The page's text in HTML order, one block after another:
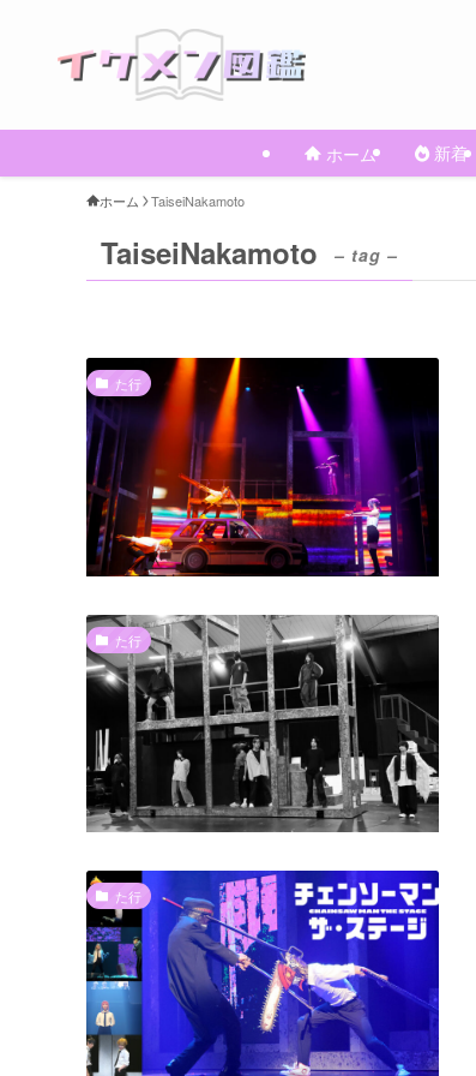
ホーム 新着
ホーム TaiseiNakamoto
TaiseiNakamoto – tag –
た行
た行
た行